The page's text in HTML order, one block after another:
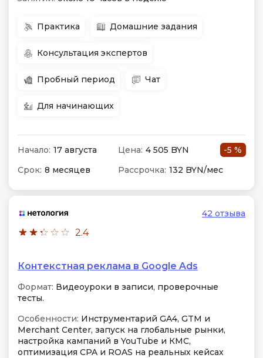
Практика Домашние задания
Консультация экспертов
Пробный период Чат
Для начинающих
Начало: 17 августа Цена: 4 505 BYN
-5 %
Срок: 8 месяцев Рассрочка: 132 BYN/мес
2.4
42 отзыва
Контекстная реклама в Google Ads
Формат: Видеоуроки в записи, проверочные
тесты.
Особенности: Инструментарий GA4, GTM и
Merchant Center, запуск на глобальные рынки,
настройка кампаний в YouTube и КМС,
оптимизация CPA и ROAS на реальных кейсах